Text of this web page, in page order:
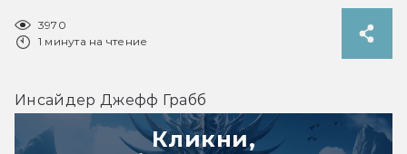
3970
1 минута на чтение
Инсайдер Джефф Грабб
Кликни,